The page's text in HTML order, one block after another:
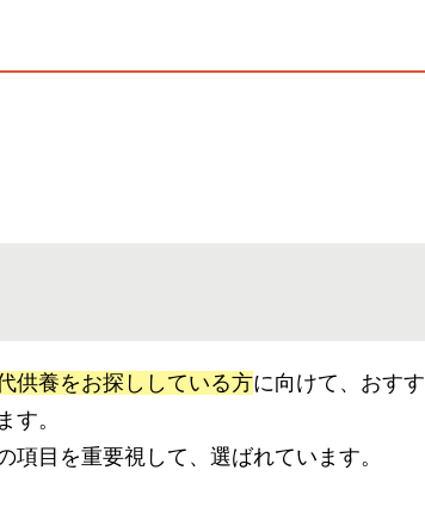
供養をお探ししている方に向けて、おすす
す。
項目を重要視して、選ばれています。